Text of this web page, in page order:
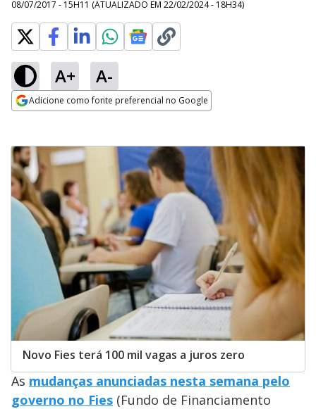
08/07/2017 - 15H11 (ATUALIZADO EM 22/02/2024 - 18H34)
A+ A-
Adicione como fonte preferencial no Google
Novo Fies terá 100 mil vagas a juros zero
As mudanças anunciadas nesta semana pelo
governo no Fies (Fundo de Financiamento